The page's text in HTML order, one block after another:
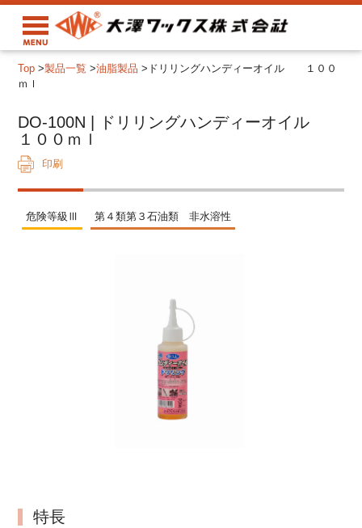
Top >製品一覧 >油脂製品 > ドリリングハンディーオイル １００
ｍｌ
DO-100N | ドリリングハンディーオイル
１００ｍｌ
印刷
危険等級Ⅲ 第４類第３石油類 非水溶性
特長